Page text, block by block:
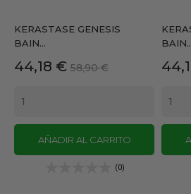
KERASTASE GENESIS
BAIN...
Precio
44,18 € Precio
58,90 €
AÑADIR AL CARRITO
(0)